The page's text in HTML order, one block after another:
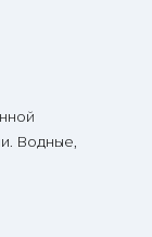
Водные,